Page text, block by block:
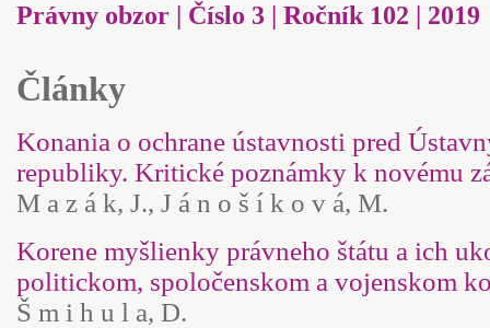
Právny obzor | Číslo 3 | Ročník 102 | 2019
Články
Konania o ochrane ústavnosti pred
republiky. Kritické poznámky k novému
M a z á k, J., J á n o š í k o v á, M.
Korene myšlienky právneho štátu a ich
politickom, spoločenskom a vojenskom
Š m i h u l a, D.